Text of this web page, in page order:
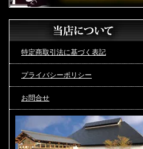
特定商取引法に基づく表記
プライバシーポリシー
お問合せ